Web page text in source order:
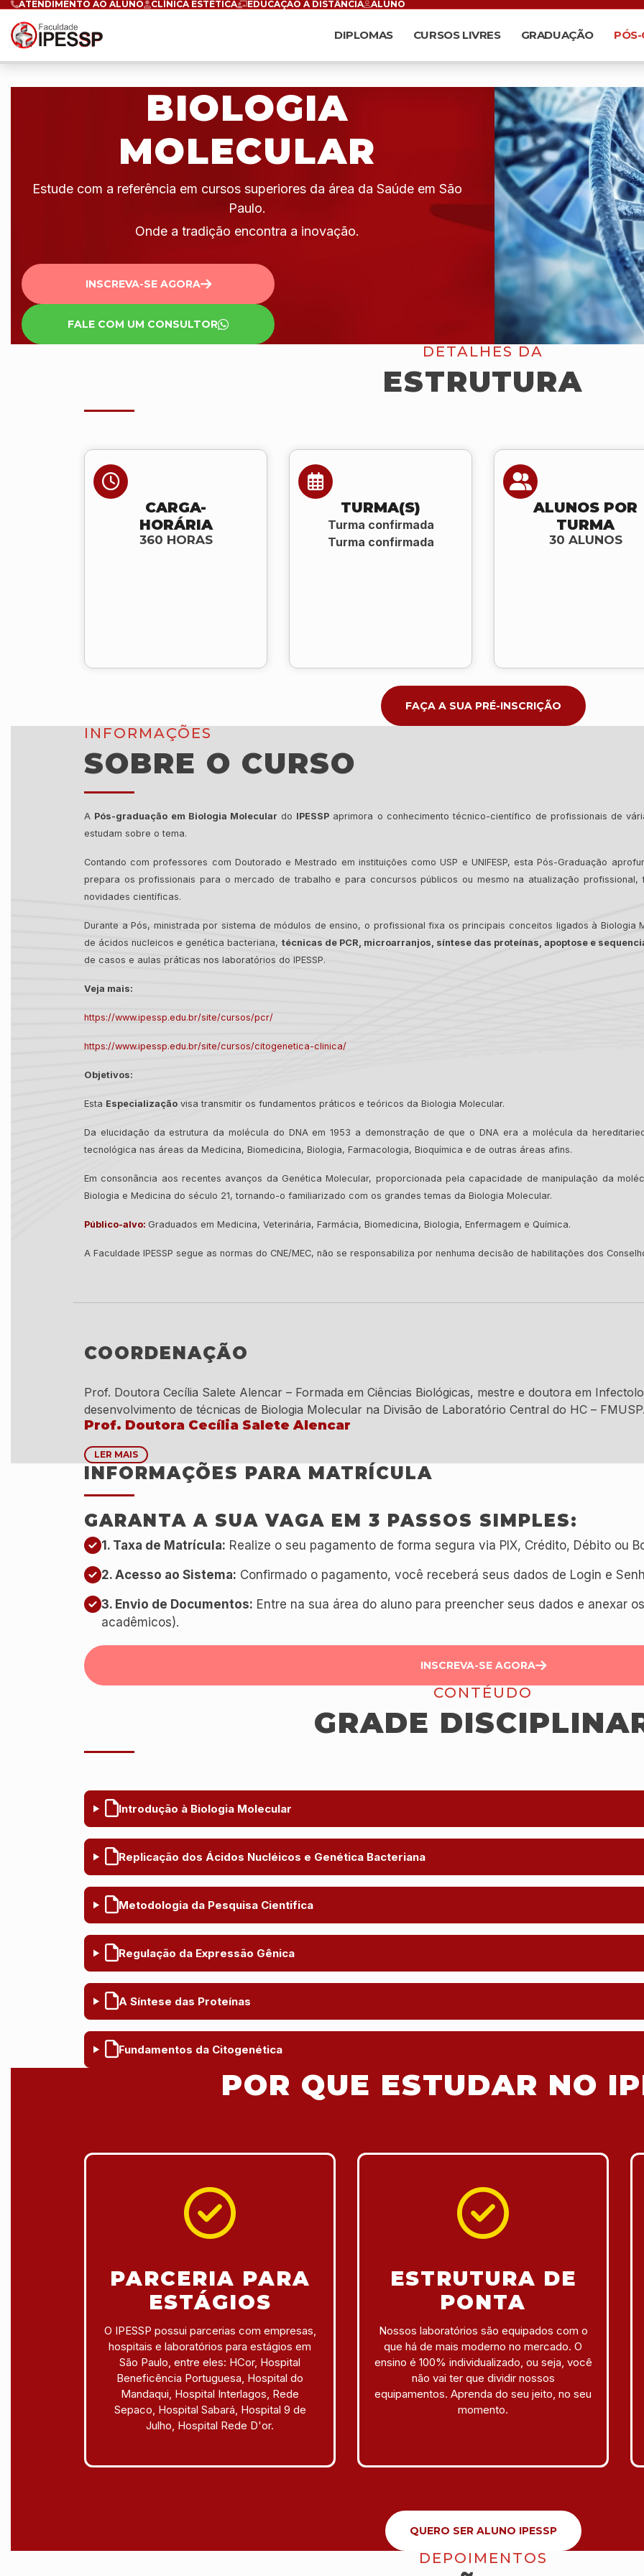
ATENDIMENTO AO ALUNO CLÍNICA ESTÉTICA EDUCAÇÃO A DISTÂNCIA ALUNO
DIPLOMAS CURSOS LIVRES GRADUAÇÃO
BIOLOGIA
MOLECULAR
Estude com a referência em cursos superiores da área da Saúde em São
Paulo.
Onde a tradição encontra a inovação.
INSCREVA-SE AGORA
FALE COM UM CONSULTOR
DETALHES DA
ESTRUTURA
CARGA-
HORÁRIA
360 HORAS
TURMA(S)
Turma confirmada
Turma confirmada
ALUNOS POR
TURMA
30 ALUNOS
FAÇA A SUA PRÉ-INSCRIÇÃO
INFORMAÇÕES
SOBRE O CURSO
A Pós-graduação em Biologia Molecular do IPESSPaprimora o conhecimento técnico-científico de profissionais de
estudam sobre o tema.
Contando com professores com Doutorado e Mestrado em instituições como USP e UNIFESP, esta Pós-Graduação
prepara os profissionais para o mercado de trabalho e para concursos públicos ou mesmo na atualização profissional,
novidades científicas.
Durante a Pós, ministrada por sistema de módulos de ensino, o profissional fixa os principais conceitos ligados à Biologia
de ácidos nucleicos e genética bacteriana, técnicas de PCR, microarranjos, síntese das proteínas, apoptose e
de casos e aulas práticas nos laboratórios do IPESSP.
Veja mais:
https://www.ipessp.edu.br/site/cursos/pcr/
https://www.ipessp.edu.br/site/cursos/citogenetica-clinica/
Objetivos:
Esta Especialização visa transmitir os fundamentos práticos e teóricos da Biologia Molecular.
Da elucidação da estrutura da molécula do DNA em 1953 a demonstração de que o DNA era a molécula da
tecnológica nas áreas da Medicina, Biomedicina, Biologia, Farmacologia, Bioquímica e de outras áreas afins.
Em consonância aos recentes avanços da Genética Molecular, proporcionada pela capacidade de manipulação da
Biologia e Medicina do século 21, tornando-o familiarizado com os grandes temas da Biologia Molecular.
Público-alvo: Graduados em Medicina, Veterinária, Farmácia, Biomedicina, Biologia, Enfermagem e Química.
A Faculdade IPESSP segue as normas do CNE/MEC, não se responsabiliza por nenhuma decisão de habilitações dos
COORDENAÇÃO
Prof. Doutora Cecília Salete Alencar – Formada em Ciências Biológicas, mestre e doutora em
desenvolvimento de técnicas de Biologia Molecular na Divisão de Laboratório Central do HC –
Prof. Doutora Cecília Salete Alencar
LER MAIS
INFORMAÇÕES PARA MATRÍCULA
GARANTA A SUA VAGA EM 3 PASSOS SIMPLES:
1. Taxa de Matrícula: Realize o seu pagamento de forma segura via PIX, Crédito, Débito ou
2. Acesso ao Sistema: Confirmado o pagamento, você receberá seus dados de Login e
3. Envio de Documentos: Entre na sua área do aluno para preencher seus dados e anexar
acadêmicos).
INSCREVA-SE AGORA
CONTÉUDO
GRADE
Introdução à Biologia Molecular
Replicação dos Ácidos Nucléicos e Genética Bacteriana
Metodologia da Pesquisa Cientifica
Regulação da Expressão Gênica
A Síntese das Proteínas
Fundamentos da Citogenética
POR QUE ESTUDAR NO
PARCERIA PARA
ESTÁGIOS
O IPESSP possui parcerias com empresas,
hospitais e laboratórios para estágios em
São Paulo, entre eles: HCor, Hospital
Beneficência Portuguesa, Hospital do
Mandaqui, Hospital Interlagos, Rede
Sepaco, Hospital Sabará, Hospital 9 de
Julho, Hospital Rede D'or.
ESTRUTURA DE
PONTA
Nossos laboratórios são equipados com o
que há de mais moderno no mercado. O
ensino é 100% individualizado, ou seja, você
não vai ter que dividir nossos
equipamentos. Aprenda do seu jeito, no seu
momento.
QUERO SER ALUNO IPESSP
DEPOIMENTOS